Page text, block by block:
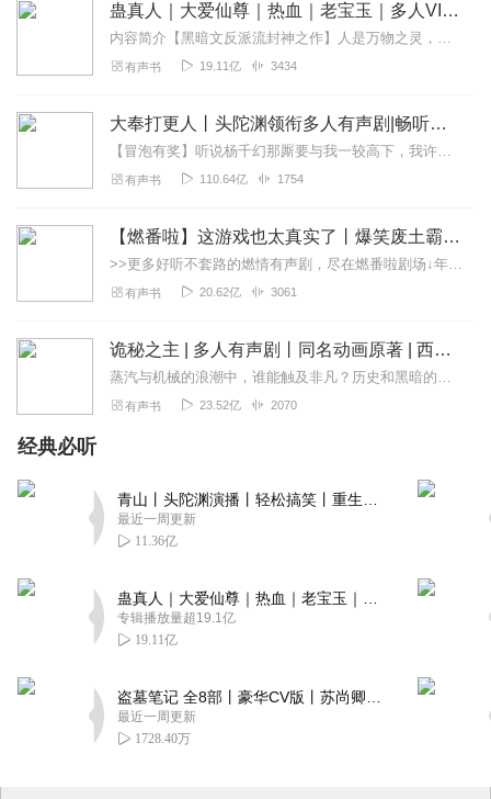
蛊真人｜大爱仙尊｜热血｜老宝玉｜多人VIP免费有声剧
内容简介【黑暗文反派流封神之作】人是万物之灵，蛊是天地真精。一个穿越者不断重生的故事。一个养蛊、炼蛊、用蛊的奇特世界。配音组（男角色）老宝玉旁白...
有声书 19.11亿 3434
大奉打更人丨头陀渊领衔多人有声剧|畅听全集|王鹤棣、田曦薇主演影视剧原著|卖报小郎君
【冒泡有奖】听说杨千幻那厮要与我一较高下，我许七安要开始装叉了！快进入声音播放页戳下方输入框，冒个泡偷偷告诉我，我要用哪些诗词才能胜过他？说得好的，有赏！202...
有声书 110.64亿 1754
【燃番啦】这游戏也太真实了丨爆笑废土霸榜神作丨紫襟剧社制作
>>更多好听不套路的燃情有声剧，尽在燃番啦剧场↓年度重磅推荐本专辑为VIP免费专辑每天上午10点5集更新，订阅可以听到最新内容哦！每周抽一个专辑五星优质评论送...
有声书 20.62亿 3061
诡秘之主 | 多人有声剧丨同名动画原著 | 西幻克苏鲁 | 乌贼作品
蒸汽与机械的浪潮中，谁能触及非凡？历史和黑暗的迷雾里，又是谁在耳语？我从诡秘中醒来，睁眼看见这个世界：枪械，大炮，巨舰，飞空艇，差分机；魔药，占卜，诅咒，倒吊人...
有声书 23.52亿 2070
经典必听
最近一周更新
11.36亿
专辑播放量超19.1亿
19.11亿
最近一周更新
1728.40万